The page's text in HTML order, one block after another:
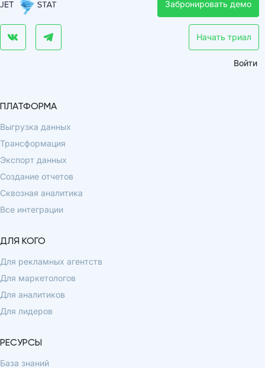
Забронировать демо
Начать триал
Войти
ПЛАТФОРМА
Выгрузка данных
Трансформация
Экспорт данных
Создание отчетов
Сквозная аналитика
Все интеграции
ДЛЯ КОГО
Для рекламных агентств
Для маркетологов
Для аналитиков
Для лидеров
РЕСУРСЫ
База знаний